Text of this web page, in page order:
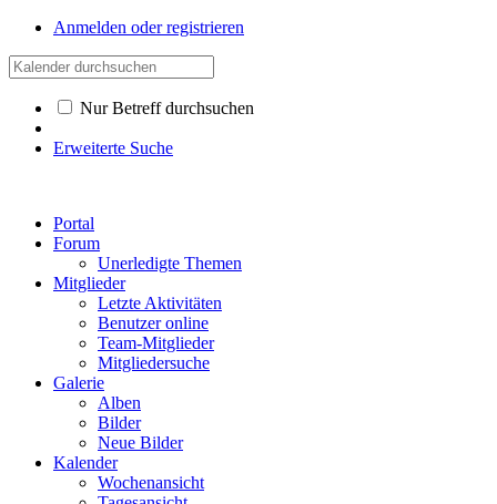
Anmelden oder registrieren
Nur Betreff durchsuchen
Erweiterte Suche
Portal
Forum
Unerledigte Themen
Mitglieder
Letzte Aktivitäten
Benutzer online
Team-Mitglieder
Mitgliedersuche
Galerie
Alben
Bilder
Neue Bilder
Kalender
Wochenansicht